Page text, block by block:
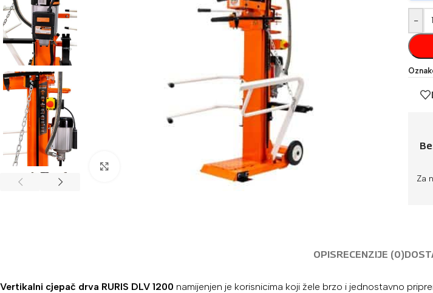
-
Za
OPISRECENZIJE (0)
Vertikalni cjepač drva RURIS DLV 1200 namijenjen je korisnicima koji žele brzo i jednostavno